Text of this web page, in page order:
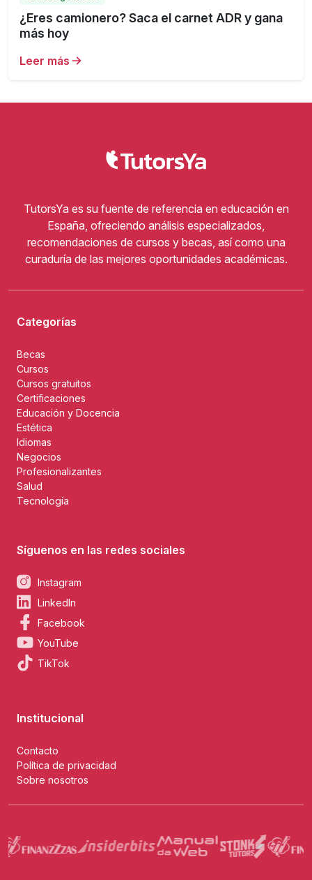
¿Eres camionero? Saca el carnet ADR y gana
más hoy
Leer más
TutorsYa es su fuente de referencia en educación en
España, ofreciendo análisis especializados,
recomendaciones de cursos y becas, así como una
curaduría de las mejores oportunidades académicas.
Categorías
Becas
Cursos
Cursos gratuitos
Certificaciones
Educación y Docencia
Estética
Idiomas
Negocios
Profesionalizantes
Salud
Tecnología
Síguenos en las redes sociales
Instagram
LinkedIn
Facebook
YouTube
TikTok
Institucional
Contacto
Política de privacidad
Sobre nosotros